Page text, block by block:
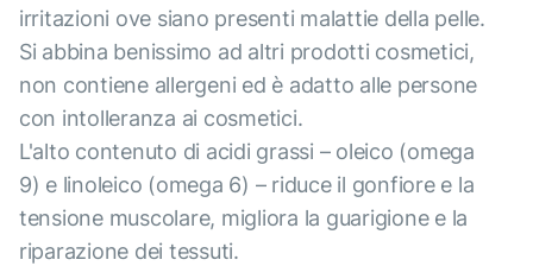
irritazioni ove siano presenti malattie della pelle.
Si abbina benissimo ad altri prodotti cosmetici,
non contiene allergeni ed è adatto alle persone
con intolleranza ai cosmetici.
L'alto contenuto di acidi grassi – oleico (omega
9) e linoleico (omega 6) – riduce il gonfiore e la
tensione muscolare, migliora la guarigione e la
riparazione dei tessuti.